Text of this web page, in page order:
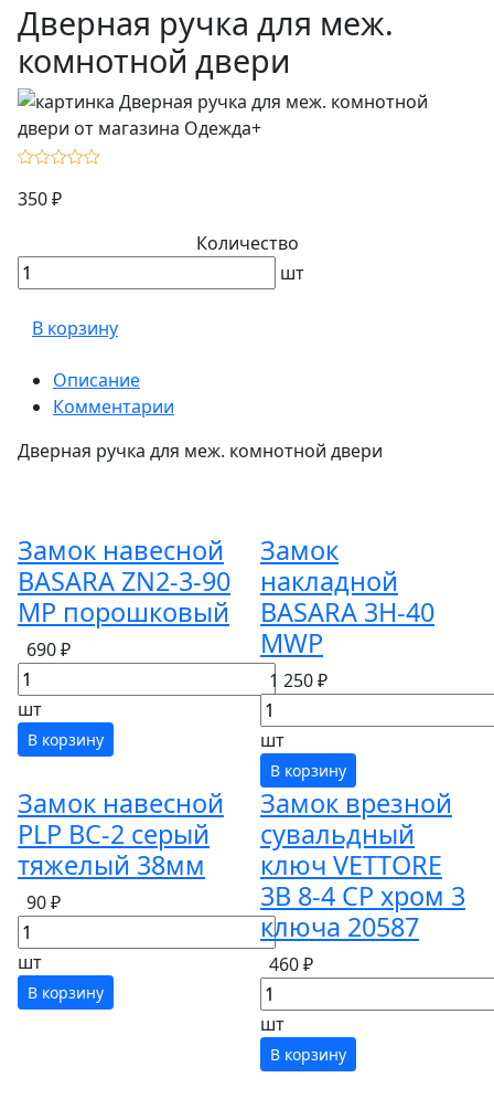
Дверная ручка для меж.
комнотной двери
350 ₽
Количество
шт
В корзину
Описание
Комментарии
Дверная ручка для меж. комнотной двери
Замок навесной
BASARA ZN2-3-90
МР порошковый
690 ₽
шт
В корзину
Замок
накладной
BASARA 3H-40
MWP
1 250 ₽
шт
В корзину
Замок навесной
PLP BC-2 серый
тяжелый 38мм
90 ₽
шт
В корзину
Замок врезной
сувальдный
ключ VETTORE
3B 8-4 СР хром 3
ключа 20587
460 ₽
шт
В корзину